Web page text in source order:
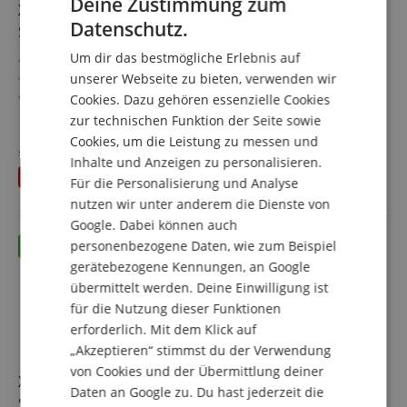
XDrum Semi 22" Standard Schlagzeug Satin Purple
Sparkle Set inkl. Galgenständer + Crash Becken
Standard Kesselgrößen: 22", 12", 13", 16", 14" Snare
Das perfekte Einsteigerset
Komplettes Schlagzeug mit allem Drum und Dran
Höhenverstellbarer Hocker
Inkl. Drumsticks, Aufbauanleitung und Schlagzeugschule
Sparset inkl. Galgenbeckenständer + Crash Becken
mehr anzeigen
406,00 €
Versandkostenfrei (AT)
inkl. MwSt.
statt einzeln 421,80
Du sparst15,80 €
XDrum Semi 22" Standard Schlagzeug Satin Blue
FRENCH
SPANISH
Datenschutz.
Um dir das bestmögliche Erlebnis auf
unserer Webseite zu bieten, verwenden wir
Cookies. Dazu gehören essenzielle Cookies
zur technischen Funktion der Seite sowie
Cookies, um die Leistung zu messen und
Inhalte und Anzeigen zu personalisieren.
Für die Personalisierung und Analyse
nutzen wir unter anderem die Dienste von
Google. Dabei können auch
personenbezogene Daten, wie zum Beispiel
gerätebezogene Kennungen, an Google
übermittelt werden. Deine Einwilligung ist
für die Nutzung dieser Funktionen
erforderlich. Mit dem Klick auf
„Akzeptieren“ stimmst du der Verwendung
von Cookies und der Übermittlung deiner
Daten an Google zu. Du hast jederzeit die